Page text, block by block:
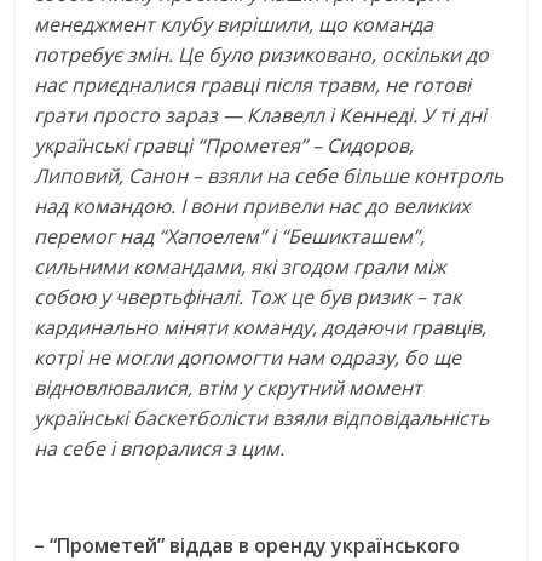
менеджмент клубу вирішили, що команда
потребує змін. Це було ризиковано, оскільки до
нас приєдналися гравці після травм, не готові
грати просто зараз — Клавелл і Кеннеді. У ті дні
українські гравці “Прометея” – Сидоров,
Липовий, Санон – взяли на себе більше контроль
над командою. І вони привели нас до великих
перемог над “Хапоелем” і “Бешикташем”,
сильними командами, які згодом грали між
собою у чвертьфіналі. Тож це був ризик – так
кардинально міняти команду, додаючи гравців,
котрі не могли допомогти нам одразу, бо ще
відновлювалися, втім у скрутний момент
українські баскетболісти взяли відповідальність
на себе і впоралися з цим.
– “Прометей” віддав в оренду українського